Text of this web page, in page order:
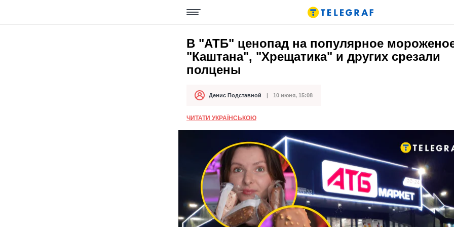
В "АТБ" ценопад на популярное
"Каштана", "Хрещатика" и других срезали
полцены
АвторДенис Подставной
Дата публикации 10 июня, 15:08
ЧИТАТИ УКРАЇНСЬКОЮ